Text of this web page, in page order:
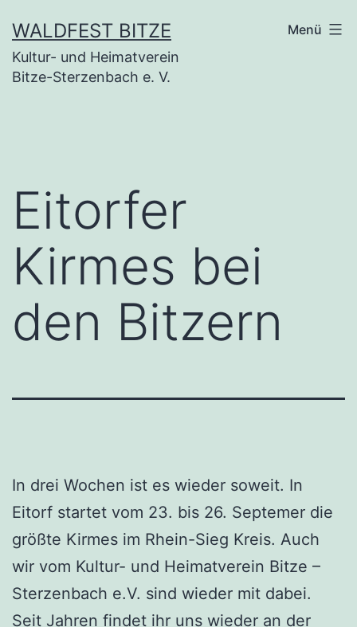
Inhalt
springen
WALDFEST BITZE
Kultur- und Heimatverein
Bitze-Sterzenbach e. V.
Menü
Eitorfer
Kirmes bei
den Bitzern
In drei Wochen ist es wieder soweit. In
Eitorf startet vom 23. bis 26. Septemer die
größte Kirmes im Rhein-Sieg Kreis. Auch
wir vom Kultur- und Heimatverein Bitze –
Sterzenbach e.V. sind wieder mit dabei.
Seit Jahren findet ihr uns wieder an der